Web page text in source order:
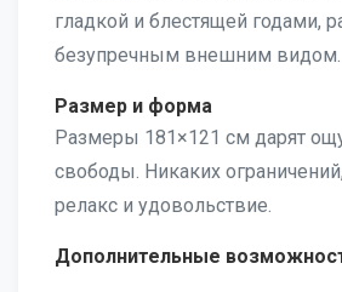
гладкой и блестящей годами,
безупречным внешним видом.
Размер и форма
Размеры 181×121 см дарят
свободы. Никаких
релакс и удовольствие.
Дополнительные